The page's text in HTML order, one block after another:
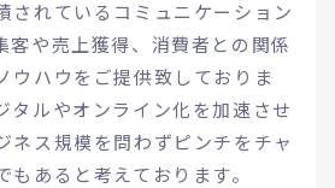
されているコミュニケーション
客や売上獲得、消費者との関係
ウハウをご提供致しておりま
タルやオンライン化を加速させ
ネス規模を問わずピンチをチャ
もあると考えております。